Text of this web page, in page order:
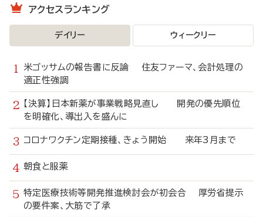
アクセスランキング
デイリー ウィークリー
米ゴッサムの報告書に反論 住友ファーマ、会計処理の
適正性強調
【決算】日本新薬が事業戦略見直し 開発の優先順位
を明確化、導出入を盛んに
コロナワクチン定期接種、きょう開始 来年3月まで
朝食と服薬
特定医療技術等開発推進検討会が初会合 厚労省提示
の要件案、大筋で了承